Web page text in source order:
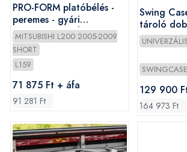
PRO-FORM platóbélés -
peremes - gyári
csomagrögzítőhöz -
Mitsubishi D/C 2005-
2009
MITSUBISHI L200 2005-2009
SHORT
L159
71 875 Ft + áfa
91 281 Ft
Swing
tároló
(jobb)
UNIVERZÁLIS
129 900
164 973 Ft